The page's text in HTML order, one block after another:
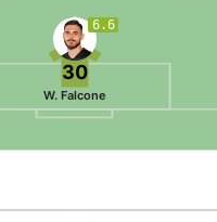
6.6
30
W. Falcone